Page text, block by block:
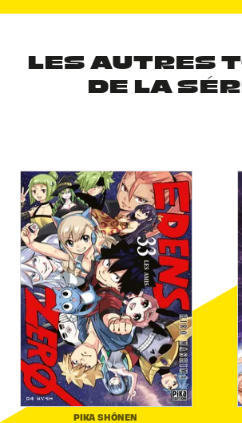
LES AUTRES
DE LA
PIKA SHÔNEN